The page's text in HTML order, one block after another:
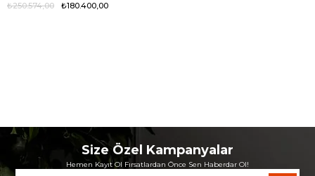
₺180.400,00
₺250.574,00
Size Özel Kampanyalar
Hemen Kayıt Ol Fırsatlardan Önce Sen Haberdar Ol!